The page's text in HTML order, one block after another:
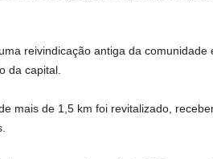
reivindicação antiga da
da capital.
mais de 1,5 km foi revitalizado,